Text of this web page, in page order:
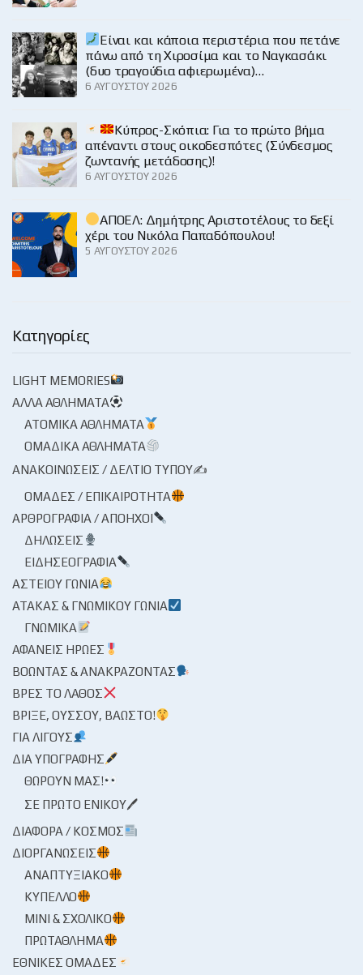
Είναι και κάποια περιστέρια που πετάνε
πάνω από τη Χιροσίμα και το Ναγκασάκι
(δυο τραγούδια αφιερωμένα)…
6 ΑΥΓΟΎΣΤΟΥ 2026
Κύπρος-Σκόπια: Για το πρώτο βήμα
απέναντι στους οικοδεσπότες (Σύνδεσμος
ζωντανής μετάδοσης)!
6 ΑΥΓΟΎΣΤΟΥ 2026
ΑΠΟΕΛ: Δημήτρης Αριστοτέλους το δεξί
χέρι του Νικόλα Παπαδόπουλου!
5 ΑΥΓΟΎΣΤΟΥ 2026
Κατηγορίες
LIGHT MEMORIES
ΆΛΛΑ ΑΘΛΉΜΑΤΑ
ΑΤΟΜΙΚΆ ΑΘΛΉΜΑΤΑ
ΟΜΑΔΙΚΆ ΑΘΛΉΜΑΤΑ
ΑΝΑΚΟΙΝΏΣΕΙΣ / ΔΕΛΤΊΟ ΤΎΠΟΥ✍
ΟΜΆΔΕΣ / ΕΠΙΚΑΙΡΌΤΗΤΑ
ΑΡΘΡΟΓΡΑΦΊΑ / ΑΠΌΗΧΟΙ
ΔΗΛΏΣΕΙΣ
ΕΙΔΗΣΕΟΓΡΑΦΊΑ
ΑΣΤΕΊΟΥ ΓΩΝΊΑ
ΑΤΆΚΑΣ & ΓΝΩΜΙΚΟΎ ΓΩΝΊΑ
ΓΝΩΜΙΚΆ
ΑΦΑΝΕΊΣ ΉΡΩΕΣ
ΒΟΏΝΤΑΣ & ΑΝΑΚΡΆΖΟΝΤΑΣ
ΒΡΕΣ ΤΟ ΛΆΘΟΣ
ΒΡΊΞΕ, ΟΎΣΣΟΥ, ΒΆΩΣΤΟ!
ΓΙΑ ΛΊΓΟΥΣ
ΔΙΑ ΥΠΟΓΡΑΦΉΣ
ΘΩΡΟΎΝ ΜΑΣ!
ΣΕ ΠΡΏΤΟ ΕΝΙΚΟΎ🖊
ΔΙΆΦΟΡΑ / ΚΌΣΜΟΣ
ΔΙΟΡΓΑΝΏΣΕΙΣ
ΑΝΑΠΤΥΞΙΑΚΌ
ΚΎΠΕΛΛΟ
ΜΊΝΙ & ΣΧΟΛΙΚΌ
ΠΡΩΤΆΘΛΗΜΑ
ΕΘΝΙΚΈΣ ΟΜΆΔΕΣ